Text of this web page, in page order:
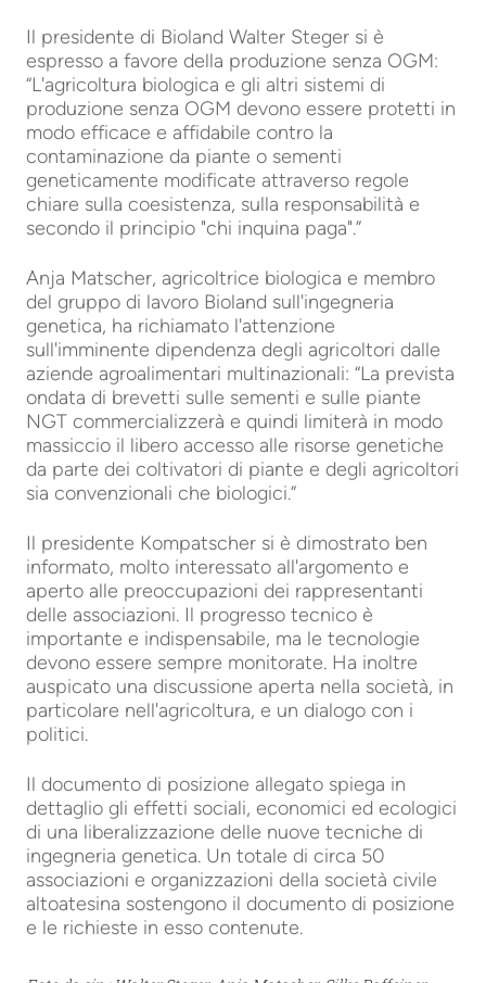
Il presidente di Bioland Walter Steger si è
espresso a favore della produzione senza OGM:
“L'agricoltura biologica e gli altri sistemi di
produzione senza OGM devono essere protetti in
modo efficace e affidabile contro la
contaminazione da piante o sementi
geneticamente modificate attraverso regole
chiare sulla coesistenza, sulla responsabilità e
secondo il principio "chi inquina paga".”
Anja Matscher, agricoltrice biologica e membro
del gruppo di lavoro Bioland sull'ingegneria
genetica, ha richiamato l'attenzione
sull'imminente dipendenza degli agricoltori dalle
aziende agroalimentari multinazionali: “La prevista
ondata di brevetti sulle sementi e sulle piante
NGT commercializzerà e quindi limiterà in modo
massiccio il libero accesso alle risorse genetiche
da parte dei coltivatori di piante e degli agricoltori
sia convenzionali che biologici.”
Il presidente Kompatscher si è dimostrato ben
informato, molto interessato all'argomento e
aperto alle preoccupazioni dei rappresentanti
delle associazioni. Il progresso tecnico è
importante e indispensabile, ma le tecnologie
devono essere sempre monitorate. Ha inoltre
auspicato una discussione aperta nella società, in
particolare nell'agricoltura, e un dialogo con i
politici.
Il documento di posizione allegato spiega in
dettaglio gli effetti sociali, economici ed ecologici
di una liberalizzazione delle nuove tecniche di
ingegneria genetica. Un totale di circa 50
associazioni e organizzazioni della società civile
altoatesina sostengono il documento di posizione
e le richieste in esso contenute.